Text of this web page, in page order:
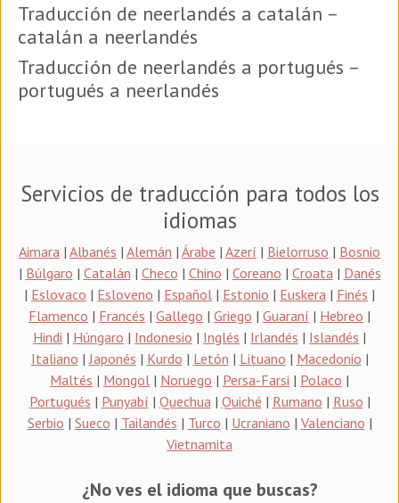
Traducción de neerlandés a catalán –
catalán a neerlandés
Traducción de neerlandés a portugués –
portugués a neerlandés
Servicios de traducción para todos los
idiomas
Aimara | Albanés | Alemán | Árabe | Azerí | Bielorruso | Bosnio
| Búlgaro | Catalán | Checo | Chino | Coreano | Croata| Danés
| Eslovaco | Esloveno | Español | Estonio | Euskera | Finés |
Flamenco | Francés | Gallego | Griego | Guaraní | Hebreo |
Hindi | Húngaro | Indonesio | Inglés | Irlandés | Islandés |
Italiano |Japonés | Kurdo | Letón | Lituano | Macedonio |
Maltés | Mongol | Noruego | Persa-Farsi | Polaco |
Portugués | Punyabí | Quechua| Quiché | Rumano | Ruso |
Serbio | Sueco | Tailandés | Turco | Ucraniano | Valenciano |
Vietnamita
¿No ves el idioma que buscas?